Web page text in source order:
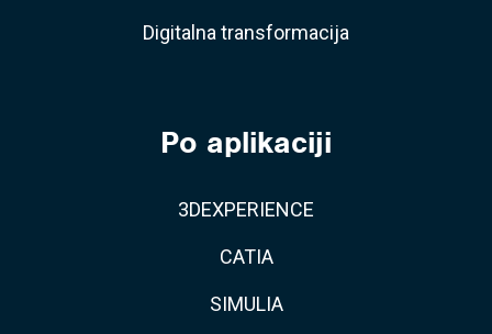
Digitalna transformacija
Po aplikaciji
3DEXPERIENCE
CATIA
SIMULIA